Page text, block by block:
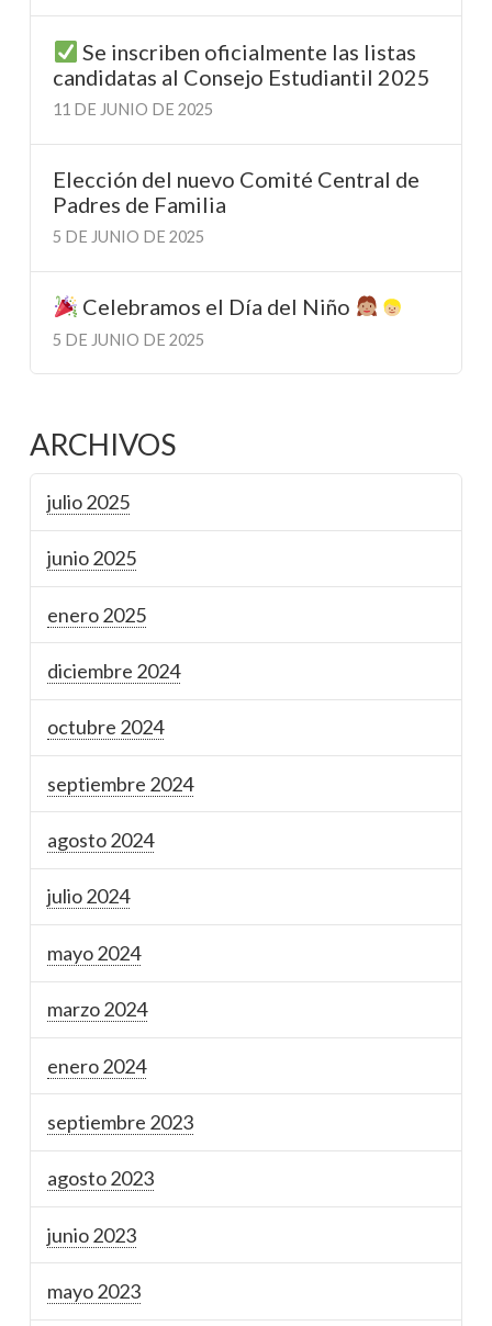
Se inscriben oficialmente las listas
candidatas al Consejo Estudiantil 2025
11 DE JUNIO DE 2025
Elección del nuevo Comité Central de
Padres de Familia
5 DE JUNIO DE 2025
Celebramos el Día del Niño
5 DE JUNIO DE 2025
ARCHIVOS
julio 2025
junio 2025
enero 2025
diciembre 2024
octubre 2024
septiembre 2024
agosto 2024
julio 2024
mayo 2024
marzo 2024
enero 2024
septiembre 2023
agosto 2023
junio 2023
mayo 2023